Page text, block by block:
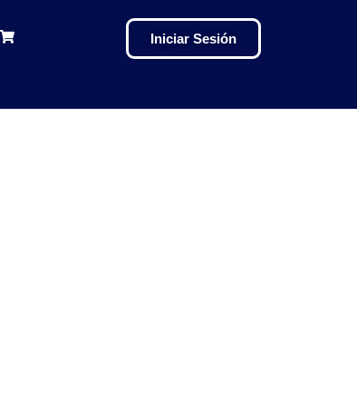
Iniciar Sesión